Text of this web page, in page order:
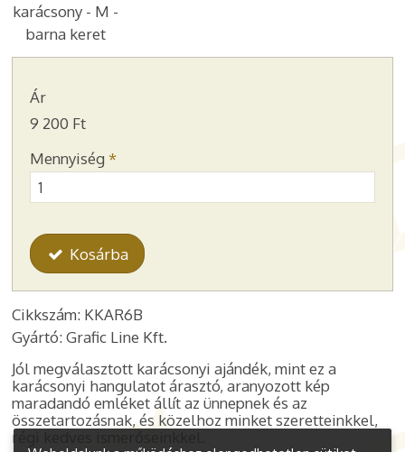
karácsony - M -
barna keret
Ár
9 200 Ft
Mennyiség *
Kosárba
Cikkszám: KKAR6B
Gyártó: Grafic Line Kft.
Jól megválasztott karácsonyi ajándék, mint ez a
karácsonyi hangulatot árasztó, aranyozott kép
maradandó emléket állít az ünnepnek és az
összetartozásnak, és közelhoz minket szeretteinkkel,
régi kedves ismerőseinkkel